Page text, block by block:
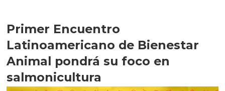
Primer Encuentro
Latinoamericano de Bienestar
Animal pondrá su foco en
salmonicultura